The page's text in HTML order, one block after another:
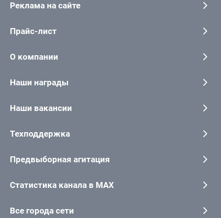
Реклама на сайте
Прайс-лист
О компании
Наши награды
Наши вакансии
Техподдержка
Предвыборная агитация
Статистика канала в MAX
Все города сети